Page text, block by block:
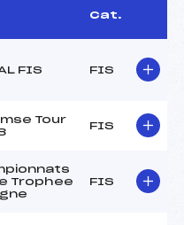
Cat.
FIS
FIS
Tour
FIS
Trophee
FIS